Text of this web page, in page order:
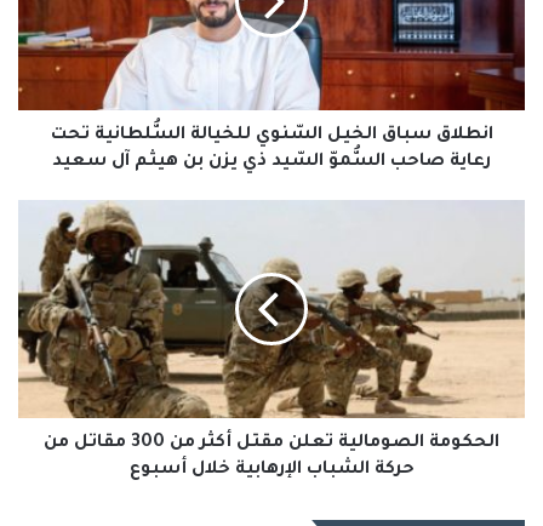
نسخ الرابط
السُّلطانية
تحت
رعاية
صاحب
السُّموّ
السّيد
آل
سعيد
انطلاق سباق الخيل السّنوي للخيالة السُّلطانية تحت
رعاية صاحب السُّموّ السّيد ‎ذي يزن بن هيثم آل سعيد
مقتل
أكثر
من
حركة
خلال
الحكومة الصومالية تعلن مقتل أكثر من 300 مقاتل من
حركة الشباب الإرهابية خلال أسبوع